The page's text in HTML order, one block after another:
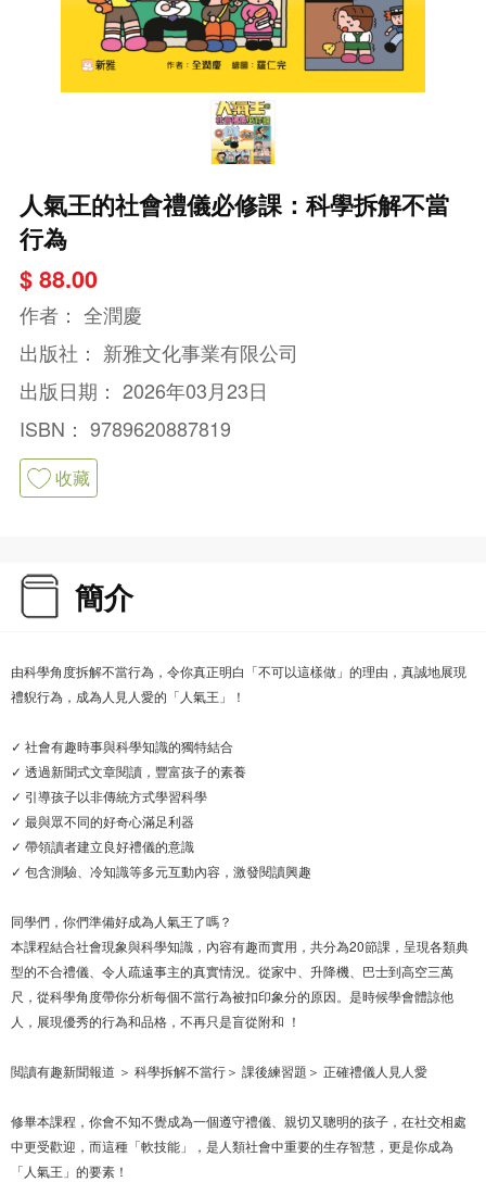
人氣王的社會禮儀必修課：科學拆解不當
行為
$ 88.00
作者： 全潤慶
出版社： 新雅文化事業有限公司
出版日期： 2026年03月23日
ISBN： 9789620887819
收藏
簡介
由科學角度拆解不當行為，令你真正明白「不可以這樣做」的理由，真誠地展現
禮貎行為，成為人見人愛的「人氣王」！
✓ 社會有趣時事與科學知識的獨特結合
✓ 透過新聞式文章閱讀，豐富孩子的素養
✓ 引導孩子以非傳統方式學習科學
✓ 最與眾不同的好奇心滿足利器
✓ 帶領讀者建立良好禮儀的意識
✓ 包含測驗、冷知識等多元互動內容，激發閱讀興趣
同學們，你們準備好成為人氣王了嗎？
本課程結合社會現象與科學知識，內容有趣而實用，共分為20節課，呈現各類典
型的不合禮儀、令人疏遠事主的真實情況。從家中、升降機、巴士到高空三萬
尺，從科學角度帶你分析每個不當行為被扣印象分的原因。是時候學會體諒他
人，展現優秀的行為和品格，不再只是盲從附和 ！
閲讀有趣新聞報道 ＞ 科學拆解不當行＞ 課後練習題＞ 正確禮儀人見人愛
修畢本課程，你會不知不覺成為一個遵守禮儀、親切又聰明的孩子，在社交相處
中更受歡迎，而這種「軟技能」，是人類社會中重要的生存智慧，更是你成為
「人氣王」的要素！